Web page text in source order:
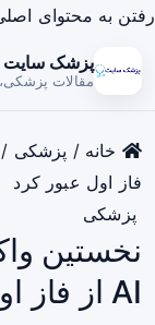
رفتن به محتوای
پزشک سایت
مقالات
خانه / پزشکی /
فاز اول عبور کرد
پزشکی
نخستین
AI از فاز اول عبور کرد